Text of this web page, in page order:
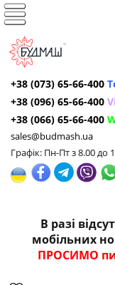
+38 (073) 65-66-400
+38 (096) 65-66-400
+38 (066) 65-66-400
sales@budmash.ua
Графік: Пн-Пт з 8.00 до
В разі
мобільних
ПРОСИМО